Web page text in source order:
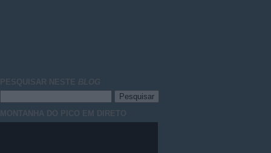
PESQUISAR NESTE BLOG
MONTANHA DO PICO EM DIRETO